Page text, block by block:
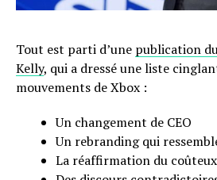
Tout est parti d’une publication
Kelly, qui a dressé une liste
mouvements de Xbox :
Un changement de CEO
Un rebranding qui
La réaffirmation du